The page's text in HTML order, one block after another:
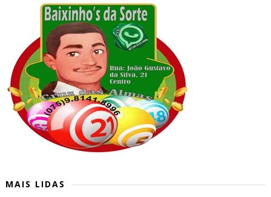
MAIS LIDAS